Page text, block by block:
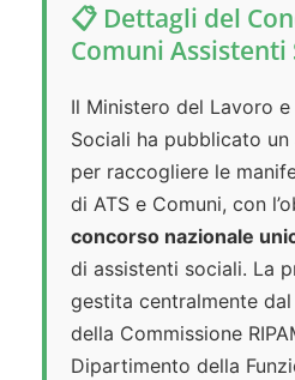
📋 Dettagli del
Comuni Assistenti
Il Ministero del Lavoro
Sociali ha pubblicato
per raccogliere le
di ATS e Comuni, con
concorso nazionale
di assistenti sociali. La
gestita centralmente
della Commissione
Dipartimento della